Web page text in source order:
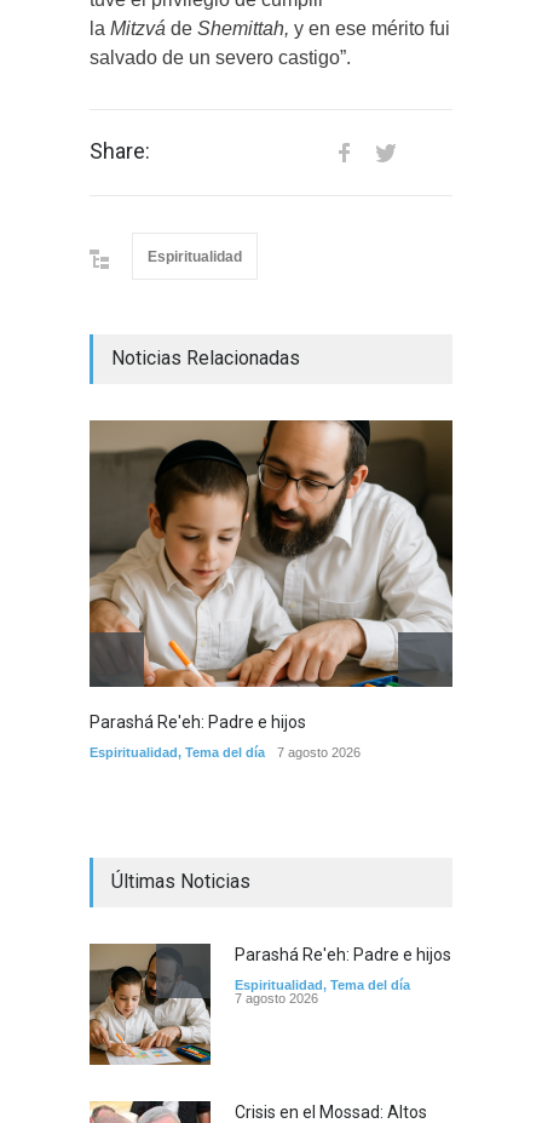
la Mitzvá de Shemittah, y en ese mérito fui
salvado de un severo castigo”.
Share:
Espiritualidad
Noticias Relacionadas
Parashá Re'eh: Padre e hijos
Espiritualidad, Tema del día 7 agosto 2026
Últimas Noticias
Parashá Re'eh: Padre e hijos
Espiritualidad, Tema del día
7 agosto 2026
Crisis en el Mossad: Altos